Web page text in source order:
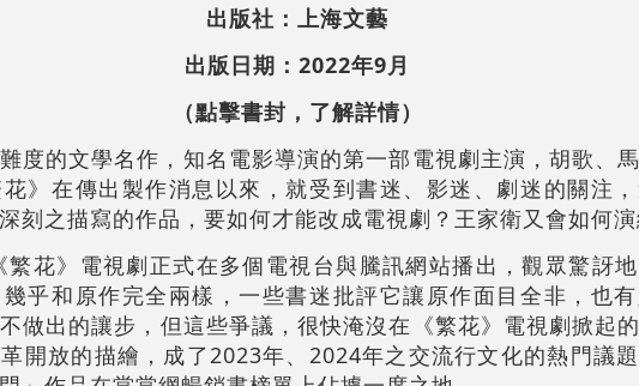
出版社：上海文藝
出版日期：2022年9月
（點擊書封，了解詳情）
度的文學名作，知名電影導演的第一部電視劇主演，胡歌、
》在傳出製作消息以來，就受到書迷、影迷、劇迷的關注
刻之描寫的作品，要如何才能改成電視劇？王家衛又會如何演
花》電視劇正式在多個電視台與騰訊網站播出，觀眾驚訝
乎和原作完全兩樣，一些書迷批評它讓原作面目全非，也
做出的讓步，但這些爭議，很快淹沒在《繁花》電視劇掀
開放的描繪，成了2023年、2024年之交流行文化的熱門議